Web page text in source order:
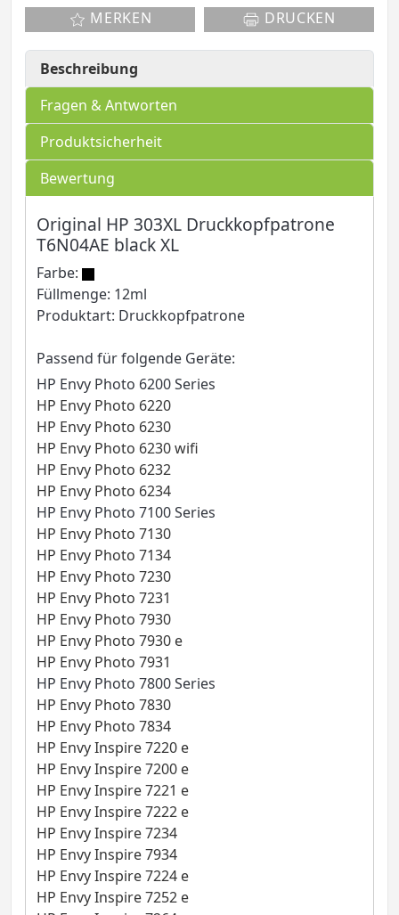
MERKEN DRUCKEN
Beschreibung
Fragen & Antworten
Produktsicherheit
Bewertung
Original HP 303XL Druckkopfpatrone
T6N04AE black XL
Farbe:
Füllmenge: 12ml
Produktart: Druckkopfpatrone
Passend für folgende Geräte:
HP Envy Photo 6200 Series
HP Envy Photo 6220
HP Envy Photo 6230
HP Envy Photo 6230 wifi
HP Envy Photo 6232
HP Envy Photo 6234
HP Envy Photo 7100 Series
HP Envy Photo 7130
HP Envy Photo 7134
HP Envy Photo 7230
HP Envy Photo 7231
HP Envy Photo 7930
HP Envy Photo 7930 e
HP Envy Photo 7931
HP Envy Photo 7800 Series
HP Envy Photo 7830
HP Envy Photo 7834
HP Envy Inspire 7220 e
HP Envy Inspire 7200 e
HP Envy Inspire 7221 e
HP Envy Inspire 7222 e
HP Envy Inspire 7234
HP Envy Inspire 7934
HP Envy Inspire 7224 e
HP Envy Inspire 7252 e